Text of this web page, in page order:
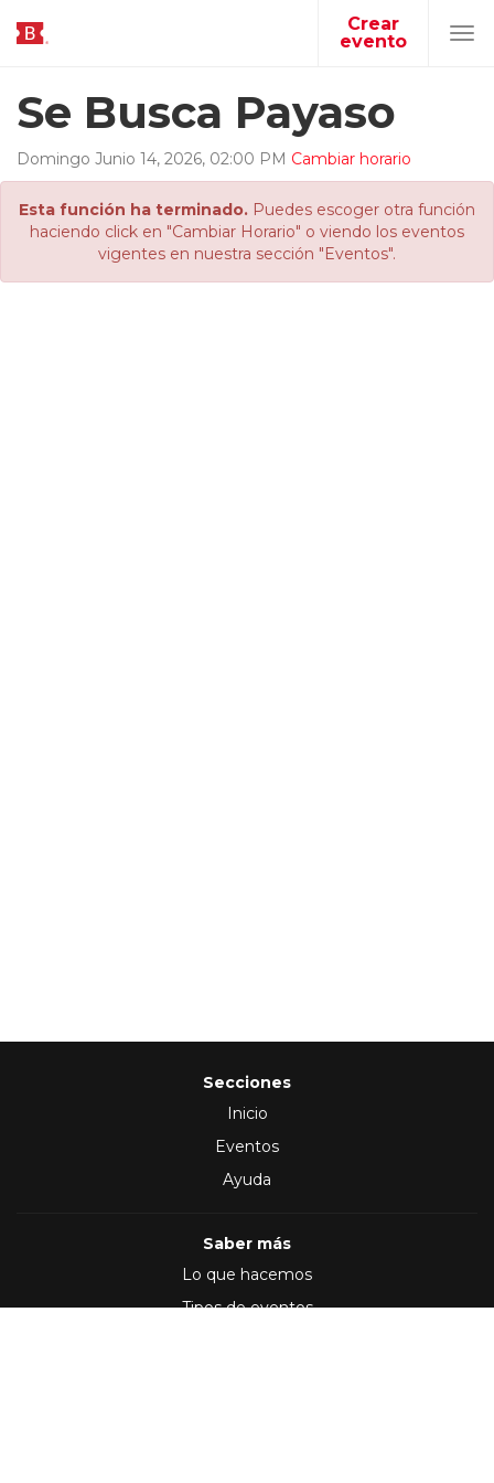
Crear
evento
Se Busca Payaso
Domingo Junio 14, 2026, 02:00 PM Cambiar horario
Esta función ha terminado. Puedes escoger otra función
haciendo click en "Cambiar Horario" o viendo los eventos
vigentes en nuestra sección "Eventos".
Secciones
Inicio
Eventos
Ayuda
Saber más
Lo que hacemos
Tipos de eventos